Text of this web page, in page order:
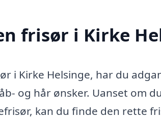
frisør i Kirke
i Kirke Helsinge, har du
og hår ønsker. Uanset om
kan du finde den rette